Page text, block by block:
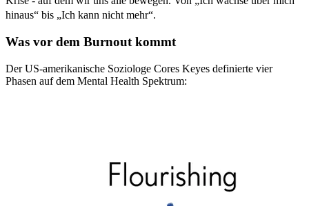
hinaus“ bis „Ich kann nicht mehr“.
Was vor dem Burnout kommt
Der US-amerikanische Soziologe Cores Keyes definierte vier
Phasen auf dem Mental Health Spektrum: